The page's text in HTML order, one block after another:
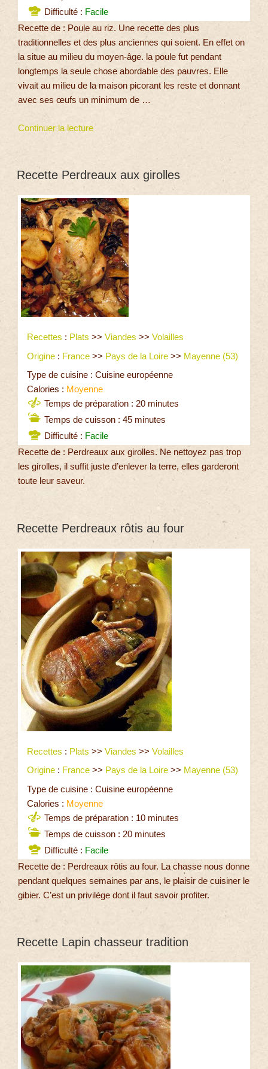
Difficulté : Facile
Recette de : Poule au riz. Une recette des plus
traditionnelles et des plus anciennes qui soient. En effet on
la situe au milieu du moyen-âge. la poule fut pendant
longtemps la seule chose abordable des pauvres. Elle
vivait au milieu de la maison picorant les reste et donnant
avec ses œufs un minimum de …
Continuer la lecture
Recette Perdreaux aux girolles
Recettes : Plats >> Viandes >> Volailles
Origine : France >> Pays de la Loire >> Mayenne (53)
Type de cuisine : Cuisine européenne
Calories : Moyenne
Temps de préparation : 20 minutes
Temps de cuisson : 45 minutes
Difficulté : Facile
Recette de : Perdreaux aux girolles. Ne nettoyez pas trop
les girolles, il suffit juste d’enlever la terre, elles garderont
toute leur saveur.
Recette Perdreaux rôtis au four
Recettes : Plats >> Viandes >> Volailles
Origine : France >> Pays de la Loire >> Mayenne (53)
Type de cuisine : Cuisine européenne
Calories : Moyenne
Temps de préparation : 10 minutes
Temps de cuisson : 20 minutes
Difficulté : Facile
Recette de : Perdreaux rôtis au four. La chasse nous donne
pendant quelques semaines par ans, le plaisir de cuisiner le
gibier. C’est un privilège dont il faut savoir profiter.
Recette Lapin chasseur tradition